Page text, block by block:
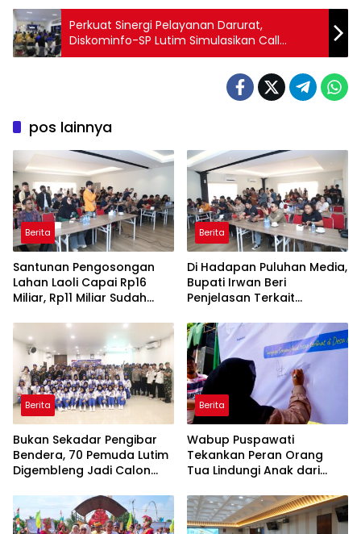
Perkuat Sinergi Pelayanan Darurat,
Diskominfo-SP Lutim Simulasikan Call
Center 112
pos lainnya
Berita
Santunan Pengosongan
Lahan Laoli Capai Rp16
Miliar, Rp11 Miliar Sudah
Berita
Di Hadapan Puluhan Media,
Bupati Irwan Beri
Penjelasan Terkait
Berita
‎Bukan Sekadar Pengibar
Bendera, 70 Pemuda Lutim
Digembleng Jadi Calon
Berita
Wabup Puspawati
Tekankan Peran Orang
Tua Lindungi Anak dari
Gawai